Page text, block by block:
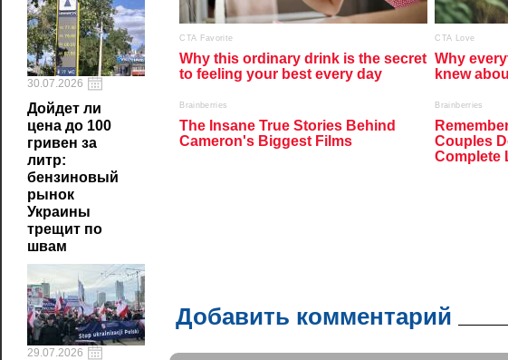
30.07.2026
Дойдет ли
цена до 100
гривен за
литр:
бензиновый
рынок
Украины
трещит по
швам
29.07.2026
Добавить комментарий